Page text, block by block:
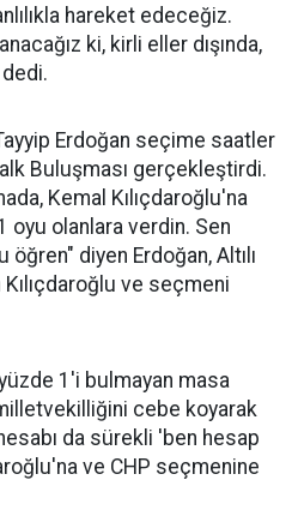
hareket edeceğiz.
ki, kirli eller dışında,
Erdoğan seçime saatler
Buluşması gerçekleştirdi.
Kemal Kılıçdaroğlu'na
olanlara verdin. Sen
diyen Erdoğan, Altılı
ve seçmeni
1'i bulmayan masa
cebe koyarak
da sürekli 'ben hesap
ve CHP seçmenine